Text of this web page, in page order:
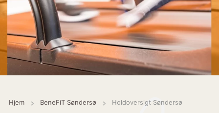
Hjem BeneFiT Søndersø Holdoversigt Søndersø